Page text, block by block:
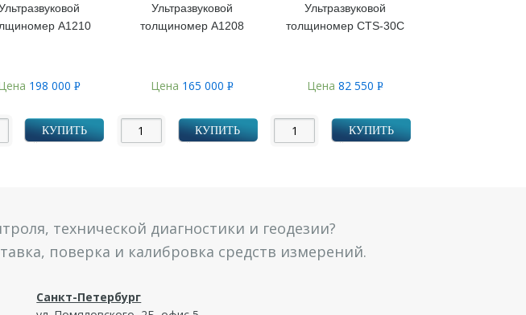
А1210
198 000 Р
КУПИТЬ
Ультразвуковой
толщиномер А1208
Цена 165 000Р
КУПИТЬ
Ультразвуковой
толщиномер CTS-30C
Цена82 550Р
КУПИТЬ
технической диагностики и геодезии?
поверка и калибровка средств измерений.
Санкт-Петербург